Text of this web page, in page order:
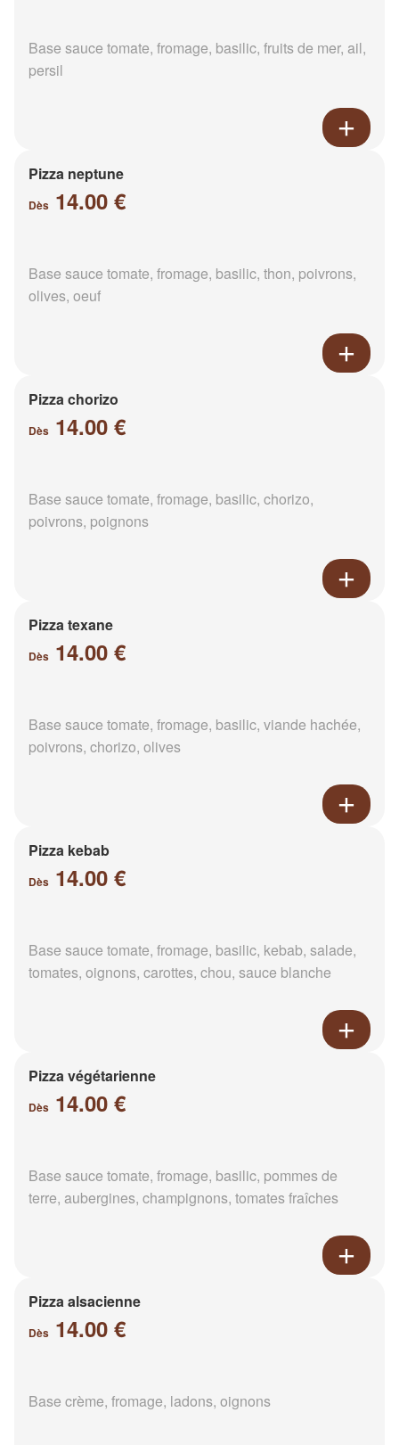
Base sauce tomate, fromage, basilic, fruits de mer, ail,
persil
Pizza neptune
Dès 14.00 €
Base sauce tomate, fromage, basilic, thon, poivrons,
olives, oeuf
Pizza chorizo
Dès 14.00 €
Base sauce tomate, fromage, basilic, chorizo,
poivrons, poignons
Pizza texane
Dès 14.00 €
Base sauce tomate, fromage, basilic, viande hachée,
poivrons, chorizo, olives
Pizza kebab
Dès 14.00 €
Base sauce tomate, fromage, basilic, kebab, salade,
tomates, oignons, carottes, chou, sauce blanche
Pizza végétarienne
Dès 14.00 €
Base sauce tomate, fromage, basilic, pommes de
terre, aubergines, champignons, tomates fraîches
Pizza alsacienne
Dès 14.00 €
Base crème, fromage, ladons, oignons